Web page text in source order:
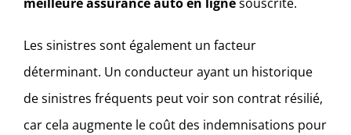
Les sinistres sont également un facteur
déterminant. Un conducteur ayant un historique
de sinistres fréquents peut voir son contrat résilié,
car cela augmente le coût des indemnisations pour